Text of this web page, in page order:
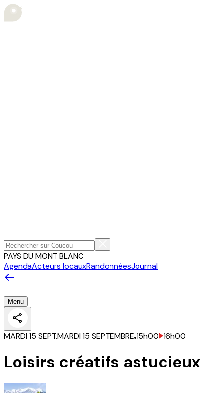
PAYS DU MONT BLANC
AgendaActeurs locauxRandonnéesJournal
Menu
MARDI 15 SEPT.MARDI 15 SEPTEMBRE 15h00 16h00
Loisirs créatifs astucieux